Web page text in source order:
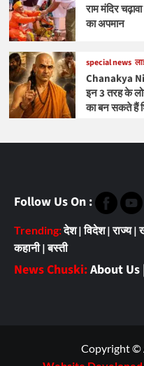
राम मंदिर
का अपमान
special news
Chanakya
इन 3 तरह के
का बन सकते हैं
Follow Us On :
Trending:देश|विदेश|राज्य|
कहानी|बस्ती
News Chuski:About Us
Copyright ©